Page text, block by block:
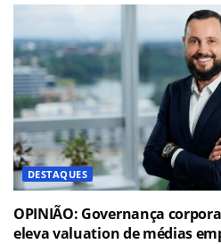
DESTAQUES
OPINIÃO: Governança
eleva valuation de médias